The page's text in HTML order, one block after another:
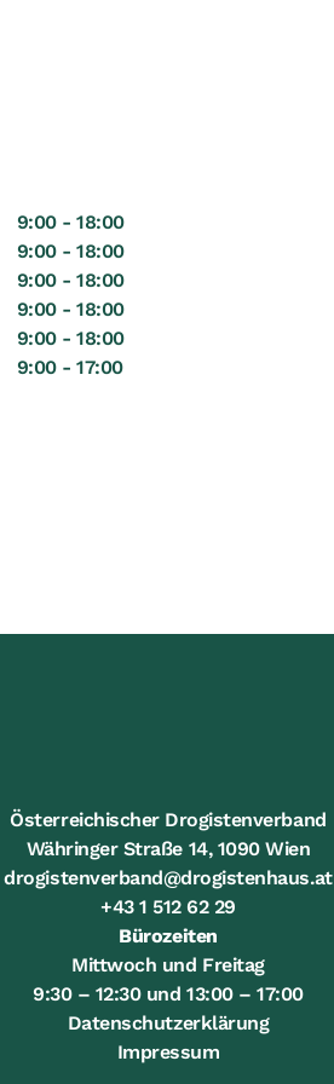
9:00 - 18:00
9:00 - 18:00
9:00 - 18:00
9:00 - 18:00
9:00 - 18:00
9:00 - 17:00
Österreichischer Drogistenverband
Währinger Straße 14, 1090 Wien
drogistenverband@drogistenhaus.at
+43 1 512 62 29
Bürozeiten
Mittwoch und Freitag
9:30 – 12:30 und 13:00 – 17:00
Datenschutzerklärung
Impressum